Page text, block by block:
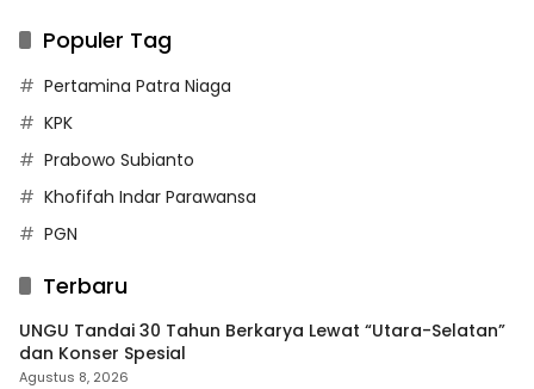
Populer Tag
Pertamina Patra Niaga
KPK
Prabowo Subianto
Khofifah Indar Parawansa
PGN
Terbaru
UNGU Tandai 30 Tahun Berkarya Lewat “Utara-Selatan”
dan Konser Spesial
Agustus 8, 2026